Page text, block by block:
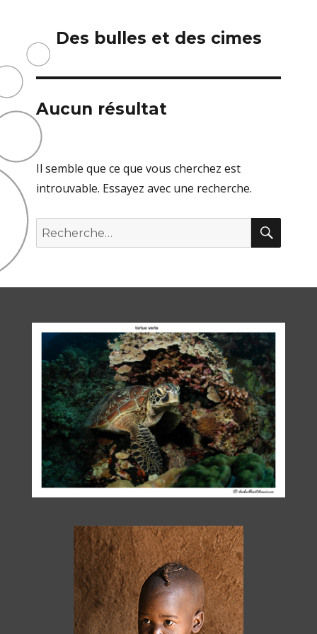
Des bulles et des cimes
Aucun résultat
Il semble que ce que vous cherchez est
introuvable. Essayez avec une recherche.
Recherche
pour :